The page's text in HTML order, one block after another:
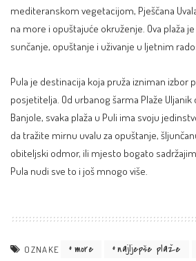
mediteranskom vegetacijom, Pješčana
na more i opuštajuće okruženje. Ova plaža
sunčanje, opuštanje i uživanje u ljetnim
Pula je destinacija koja pruža izniman izbor
posjetitelja. Od urbanog šarma Plaže
Banjole, svaka plaža u Puli ima svoju
da tražite mirnu uvalu za opuštanje,
obiteljski odmor, ili mjesto bogato
Pula nudi sve to i još mnogo više.
OZNAKE more najljepše plaže